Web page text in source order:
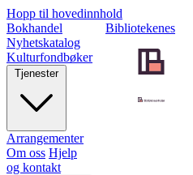
Hopp til hovedinnhold
Bibliotekenes
Bokhandel
Nyhetskatalog
Kulturfondbøker
Tjenester
Arrangementer
Om oss Hjelp
og kontakt